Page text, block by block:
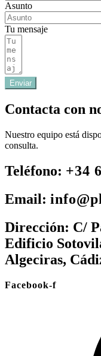
Asunto
Tu mensaje
Enviar
Contacta con
Nuestro equipo está
consulta.
Teléfono: +34
Email:
Dirección: C/
Edificio
Algeciras,
Facebook-f